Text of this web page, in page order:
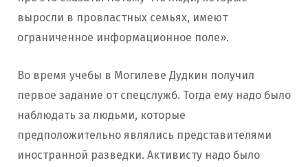
выросли в провластных семьях, имеют
ограниченное информационное поле».
Во время учебы в Могилеве Дудкин получил
первое задание от спецслужб. Тогда ему надо было
наблюдать за людьми, которые
предположительно являлись представителями
иностранной разведки. Активисту надо было